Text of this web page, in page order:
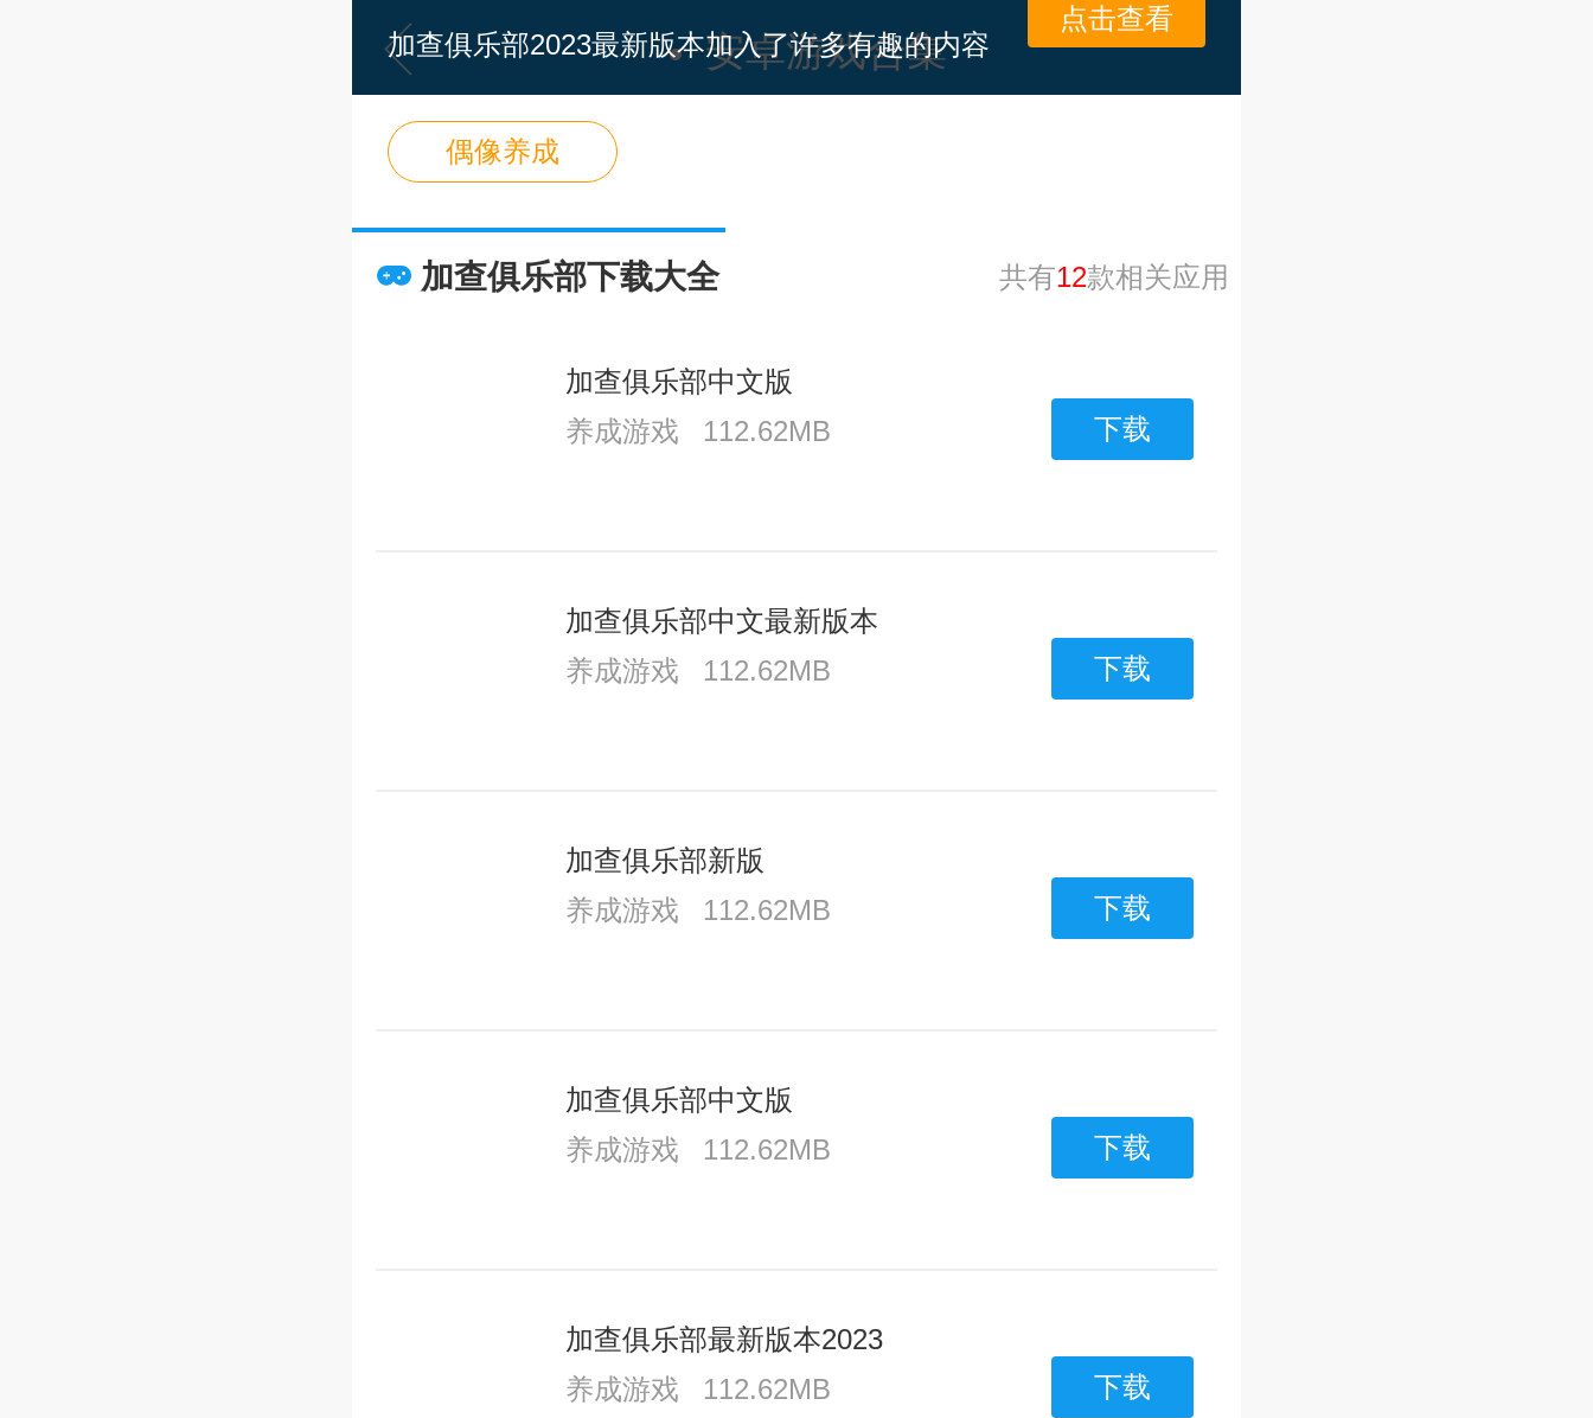
安卓游戏合集
加查俱乐部2023最新版本加入了许多有趣的内容
和玩法。你可以找到许多华丽的服装来自由搭
配，根据个人审美和想法进行设计。这个游戏容
易上手，适合各个年龄段的玩家，随时随地都可
点击查看
偶像养成
加查俱乐部下载大全 共有12款相关应用
加查俱乐部中文版
养成游戏
112.62MB 下载
加查俱乐部中文最新版本
养成游戏
112.62MB 下载
加查俱乐部新版
养成游戏
112.62MB 下载
加查俱乐部中文版
养成游戏
112.62MB 下载
加查俱乐部最新版本2023
养成游戏
112.62MB 下载